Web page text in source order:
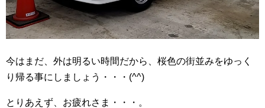
今はまだ、外は明るい時間だから、桜色の街並みをゆっく
り帰る事にしましょう・・・(^^)
とりあえず、お疲れさま・・・。